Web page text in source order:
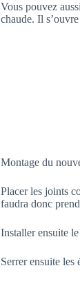
Vous pouvez
chaude. Il
Montage du
Placer les joints
faudra donc
Installer ensuite
Serrer ensuite les